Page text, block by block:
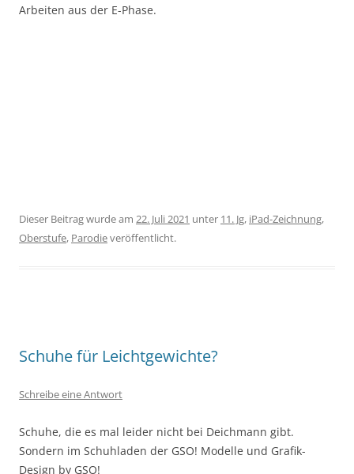
Arbeiten aus der E-Phase.
Dieser Beitrag wurde am 22. Juli 2021 unter 11. Jg, iPad-Zeichnung,
Oberstufe, Parodieveröffentlicht.
Schuhe für Leichtgewichte?
Schreibe eine Antwort
Schuhe, die es mal leider nicht bei Deichmann gibt.
Sondern im Schuhladen der GSO! Modelle und Grafik-
Design by GSO!